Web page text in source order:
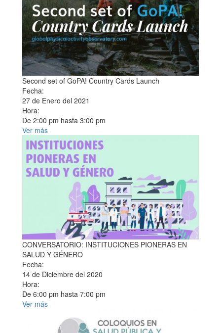
Second set of GoPA! Country Cards Launch
Fecha:
27 de Enero del 2021
Hora:
De 2:00 pm hasta 3:00 pm
Ver más
CONVERSATORIO: INSTITUCIONES PIONERAS EN
SALUD Y GÉNERO
Fecha:
14 de Diciembre del 2020
Hora:
De 6:00 pm hasta 7:00 pm
Ver más